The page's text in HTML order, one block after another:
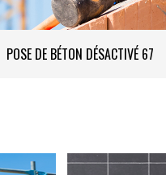
POSE DE BÉTON DÉSACTIVÉ 67